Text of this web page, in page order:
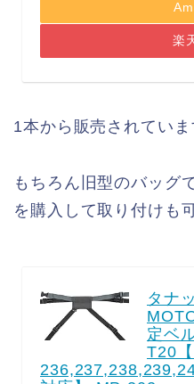
楽
1本から販売されていま
もちろん旧型のバッグ
を購入して取り付けも
タナ
定ベ
T20